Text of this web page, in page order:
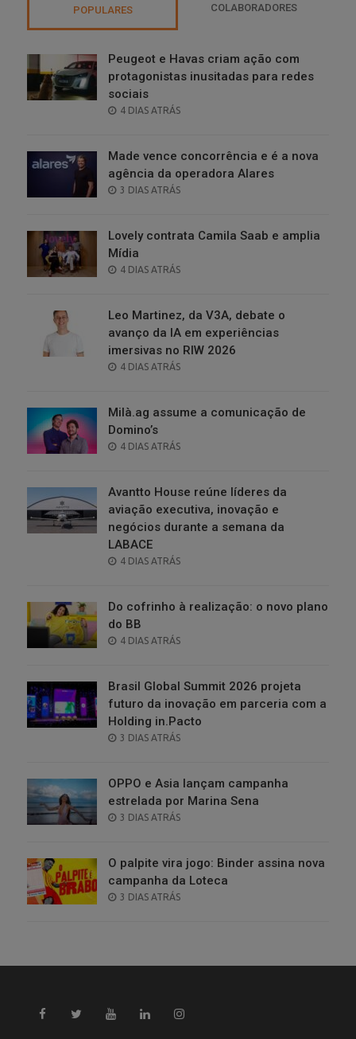
POPULARES COLABORADORES
Peugeot e Havas criam ação com
protagonistas inusitadas para redes
sociais
POSTED
4 DIAS ATRÁS
Made vence concorrência e é a nova
agência da operadora Alares
POSTED
3 DIAS ATRÁS
Lovely contrata Camila Saab e amplia
Mídia
POSTED
4 DIAS ATRÁS
Leo Martinez, da V3A, debate o
avanço da IA em experiências
imersivas no RIW 2026
POSTED
4 DIAS ATRÁS
Milà.ag assume a comunicação de
Domino’s
POSTED
4 DIAS ATRÁS
Avantto House reúne líderes da
aviação executiva, inovação e
negócios durante a semana da
LABACE
POSTED
4 DIAS ATRÁS
Do cofrinho à realização: o novo plano
do BB
POSTED
4 DIAS ATRÁS
Brasil Global Summit 2026 projeta
futuro da inovação em parceria com a
Holding in.Pacto
POSTED
3 DIAS ATRÁS
OPPO e Asia lançam campanha
estrelada por Marina Sena
POSTED
3 DIAS ATRÁS
O palpite vira jogo: Binder assina nova
campanha da Loteca
POSTED
3 DIAS ATRÁS